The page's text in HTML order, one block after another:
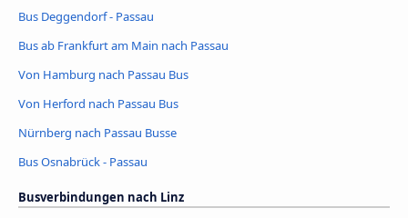
Bus Deggendorf - Passau
Bus ab Frankfurt am Main nach Passau
Von Hamburg nach Passau Bus
Von Herford nach Passau Bus
Nürnberg nach Passau Busse
Bus Osnabrück - Passau
Busverbindungen nach Linz